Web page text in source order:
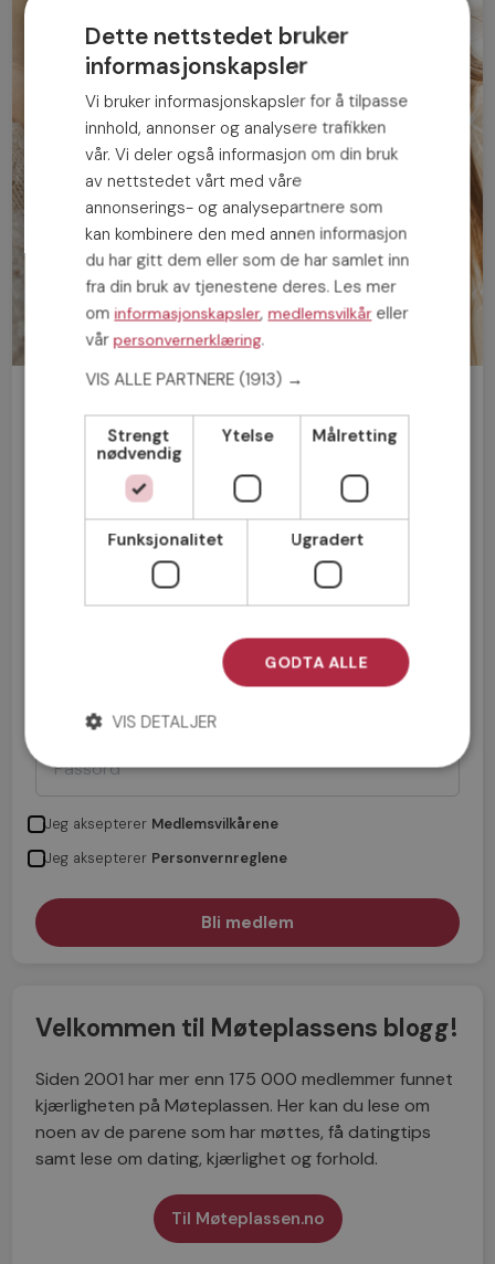
Mann
Jeg aksepterer Medlemsvilkårene
Jeg aksepterer Personvernreglene
Velkommen til Møteplassens blogg!
Siden 2001 har mer enn 175 000 medlemmer funnet
kjærligheten på Møteplassen. Her kan du lese om
noen av de parene som har møttes, få datingtips
samt lese om dating, kjærlighet og forhold.
Til Møteplassen.no
Dette nettstedet bruker
informasjonskapsler
Vi bruker informasjonskapsler for å tilpasse
innhold, annonser og analysere trafikken
vår. Vi deler også informasjon om din bruk
av nettstedet vårt med våre
annonserings- og analysepartnere som
kan kombinere den med annen informasjon
du har gitt dem eller som de har samlet inn
fra din bruk av tjenestene deres. Les mer
ominformasjonskapsler,medlemsvilkåreller
vårpersonvernerklæring.
VIS ALLE PARTNERE (1913) →
Strengt
nødvendig
Ytelse Målretting
Funksjonalitet Ugradert
GODTA ALLE
VIS DETALJER